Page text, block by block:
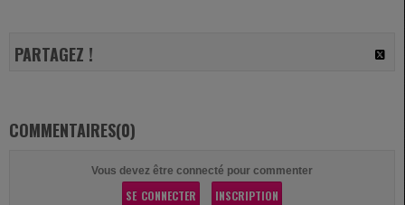
PARTAGEZ !
COMMENTAIRES(0)
Vous devez être connecté pour commenter
SE CONNECTER INSCRIPTION